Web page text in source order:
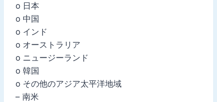
o 日本
o 中国
o インド
o オーストラリア
o ニュージーランド
o 韓国
o その他のアジア太平洋地域
– 南米